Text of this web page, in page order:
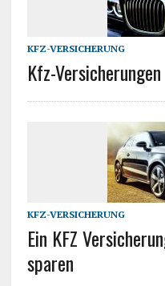
KFZ-VERSICHERUNG
Kfz-
KFZ-VERSICHERUNG
Ein KFZ
sparen